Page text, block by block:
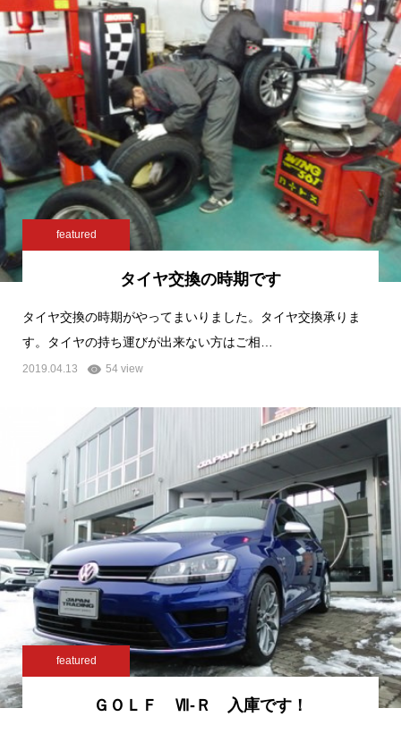
featured
タイヤ交換の時期です
タイヤ交換の時期がやってまいりました。タイヤ交換承りま
す。タイヤの持ち運びが出来ない方はご相…
2019.04.13 54 view
featured
ＧＯＬＦ Ⅶ-Ｒ 入庫です！